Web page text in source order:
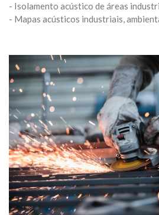
- Isolamento acústico de áreas
- Mapas acústicos industriais,